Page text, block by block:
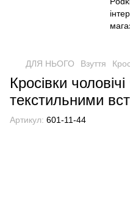
ДЛЯ НЬОГО Взуття
Кросівки чоловічі
текстильними
Артикул: 601-11-44